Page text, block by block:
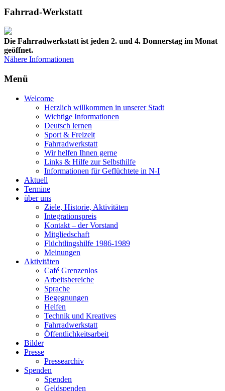
Fahrrad-Werkstatt
Die Fahrradwerkstatt ist jeden 2. und 4. Donnerstag im Monat
geöffnet.
Nähere Informationen
Menü
Welcome
Herzlich willkommen in unserer Stadt
Wichtige Informationen
Deutsch lernen
Sport & Freizeit
Fahrradwerkstatt
Wir helfen Ihnen gerne
Links & Hilfe zur Selbsthilfe
Informationen für Geflüchtete in N-I
Aktuell
Termine
über uns
Ziele, Historie, Aktivitäten
Integrationspreis
Kontakt – der Vorstand
Mitgliedschaft
Flüchtlingshilfe 1986-1989
Meinungen
Aktivitäten
Café Grenzenlos
Arbeitsbereiche
Sprache
Begegnungen
Helfen
Technik und Kreatives
Fahrradwerkstatt
Öffentlichkeitsarbeit
Bilder
Presse
Pressearchiv
Spenden
Spenden
Geldspenden